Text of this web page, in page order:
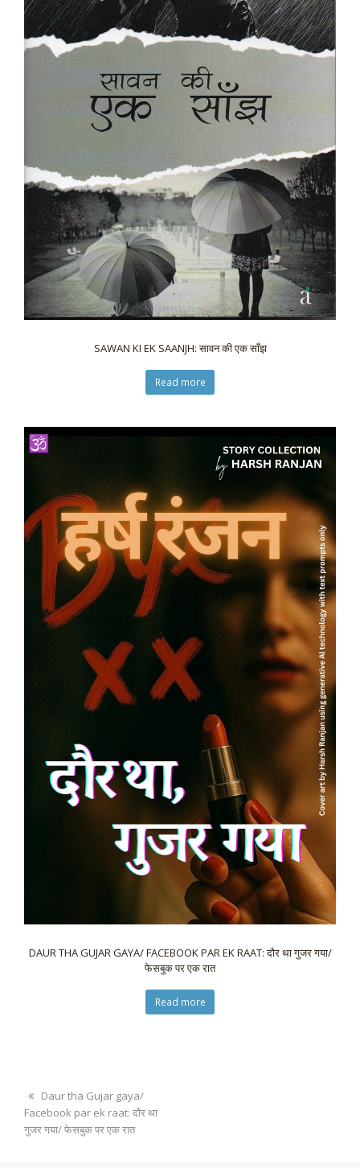
SAWAN KI EK SAANJH: सावन की एक साँझ
Read more
DAUR THA GUJAR GAYA/ FACEBOOK PAR EK RAAT: दौर था गुजर गया/
फेसबुक पर एक रात
Read more
Daur tha Gujar gaya/
Facebook par ek raat: दौर था
गुजर गया/ फेसबुक पर एक रात